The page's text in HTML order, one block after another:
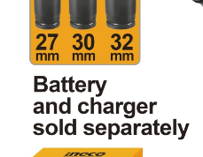
Electrodomésticos
Tecnología
Deportes